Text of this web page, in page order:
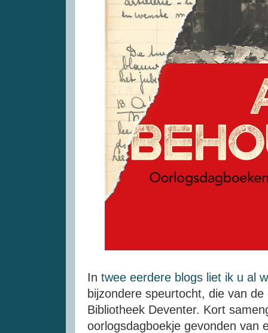
In twee eerdere blogs liet ik u al
bijzondere speurtocht, die van
Bibliotheek Deventer. Kort
oorlogsdagboekje gevonden van